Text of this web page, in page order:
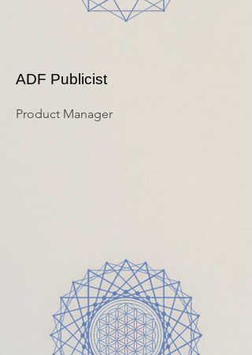
ADF Publicist
Product Manager